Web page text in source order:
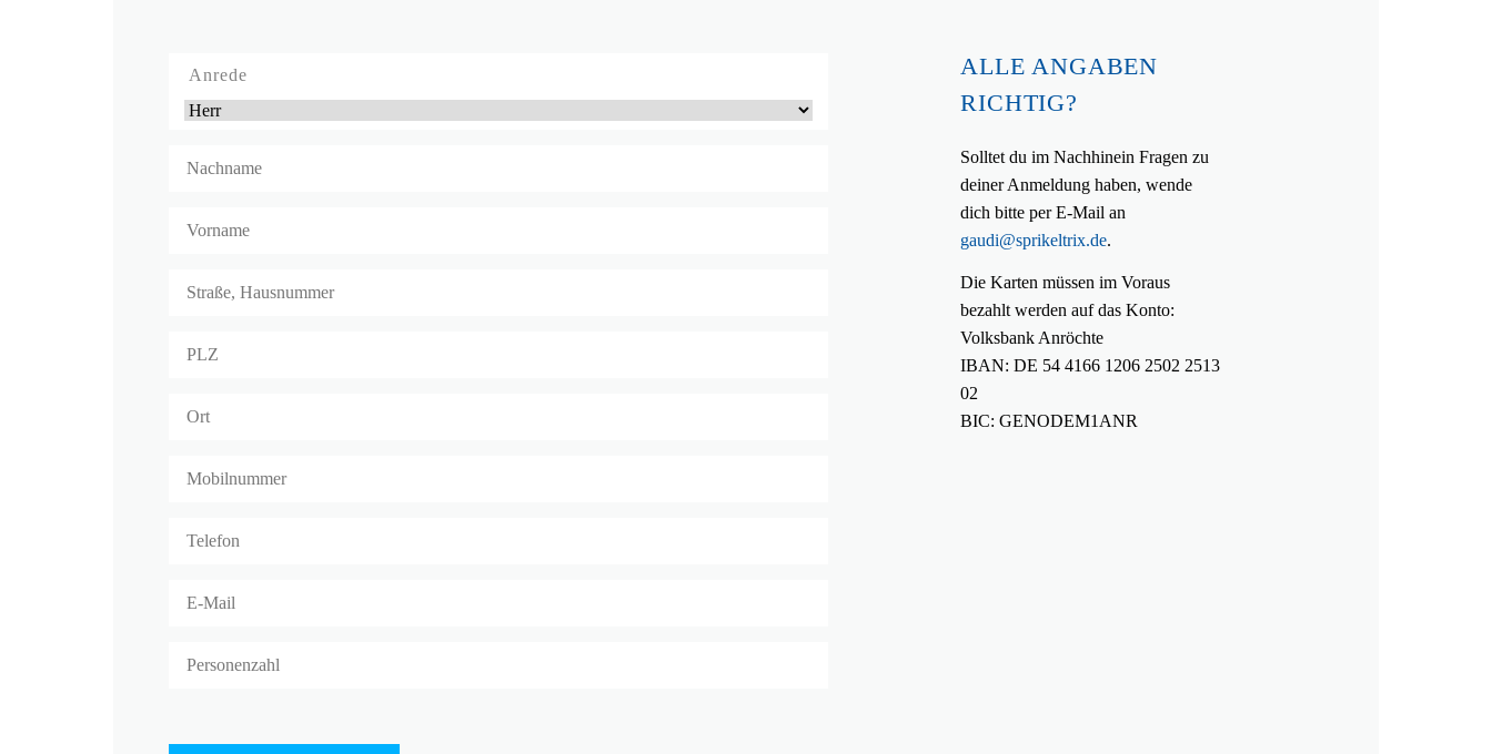
Anrede
ALLE ANGABEN
RICHTIG?
Solltet du im Nachhinein Fragen zu
deiner Anmeldung haben, wende
dich bitte perE-Mail an
gaudi@sprikeltrix.de.
Die Karten müssen im Voraus
bezahlt werden auf das Konto:
Volksbank Anröchte
IBAN: DE 54 4166 1206 2502 2513
02
BIC: GENODEM1ANR